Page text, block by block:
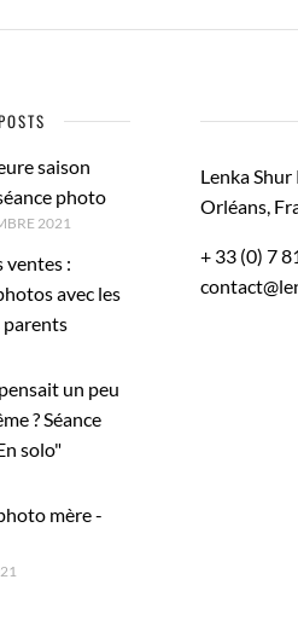
saison
photo
2021
ventes :
avec les
parents
un peu
? Séance
solo"
mère -
Lenka
Orléans,
+ 33 (0) 7